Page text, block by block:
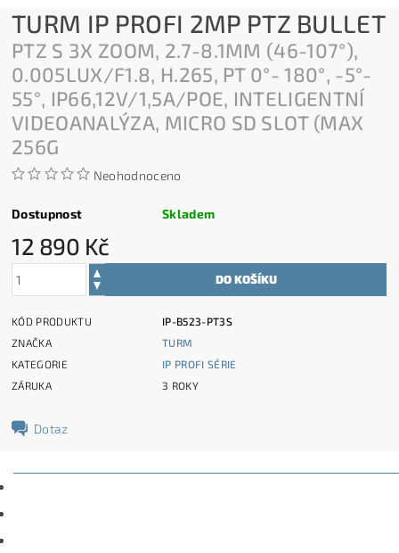
TURM IP PROFI 2MP PTZ BULLET
PTZ S 3X ZOOM, 2.7-8.1MM (46-107°),
0.005LUX/F1.8, H.265, PT 0°- 180°, -5°-
55°, IP66,12V/1,5A/POE, INTELIGENTNÍ
VIDEOANALÝZA, MICRO SD SLOT (MAX
256G
Neohodnoceno
Dostupnost Skladem
12 890 Kč
KÓD PRODUKTU
IP-B523-PT3S
ZNAČKA
TURM
KATEGORIE
IP PROFI SÉRIE
ZÁRUKA
3 ROKY
Dotaz